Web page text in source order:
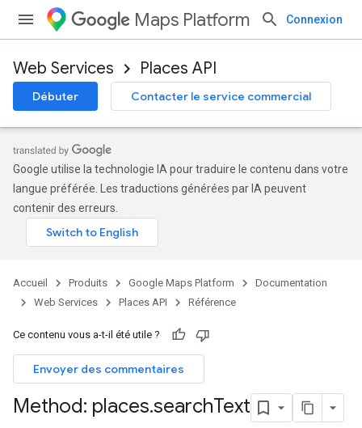
Maps Platform Connexion
Web Services Places API
Débuter Contacter le service commercial
Google utilise la technologie IA pour traduire le contenu dans votre
langue préférée. Les traductions générées par IA peuvent
contenir des erreurs.
Accueil Produits Google Maps Platform
Documentation
Web Services
Places API Référence
Ce contenu vous a-t-il été utile ?
Envoyer des commentaires
Method: places.searchText